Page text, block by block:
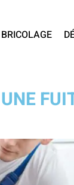
BRICOLAGE